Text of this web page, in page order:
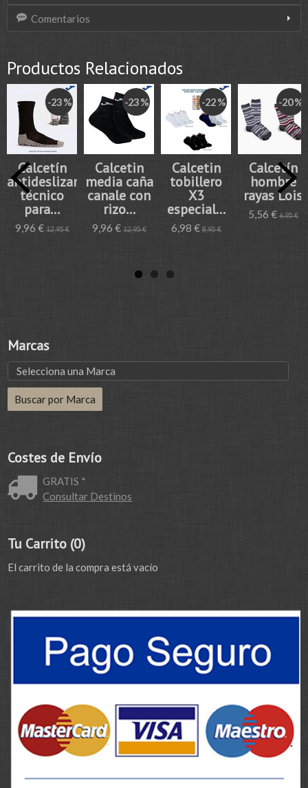
Marcas
Costes de Envío
GRATIS *
Consultar Destinos
Tu Carrito (0)
El carrito de la compra está vacío
Comentarios
Productos Relacionados
-23 %
Calcetín
antideslizante
técnico
para...
9,96 € 12,95 €
-23 %
Calcetin
media caña
canale con
rizo...
9,96 € 12,95 €
-22 %
Calcetin
tobillero
X3
especial...
6,98 € 8,95 €
-20 %
Calcetín
hombre
rayas Lois
5,56 € 6,95 €